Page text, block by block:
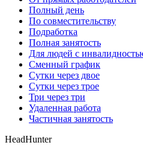
Полный день
По совместительству
Подработка
Полная занятость
Для людей с
Сменный график
Сутки через двое
Сутки через трое
Три через три
Удаленная работа
Частичная занятость
HeadHunter